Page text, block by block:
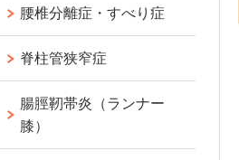
腰椎分離症・すべり症
脊柱管狭窄症
腸脛靭帯炎（ランナー
膝）